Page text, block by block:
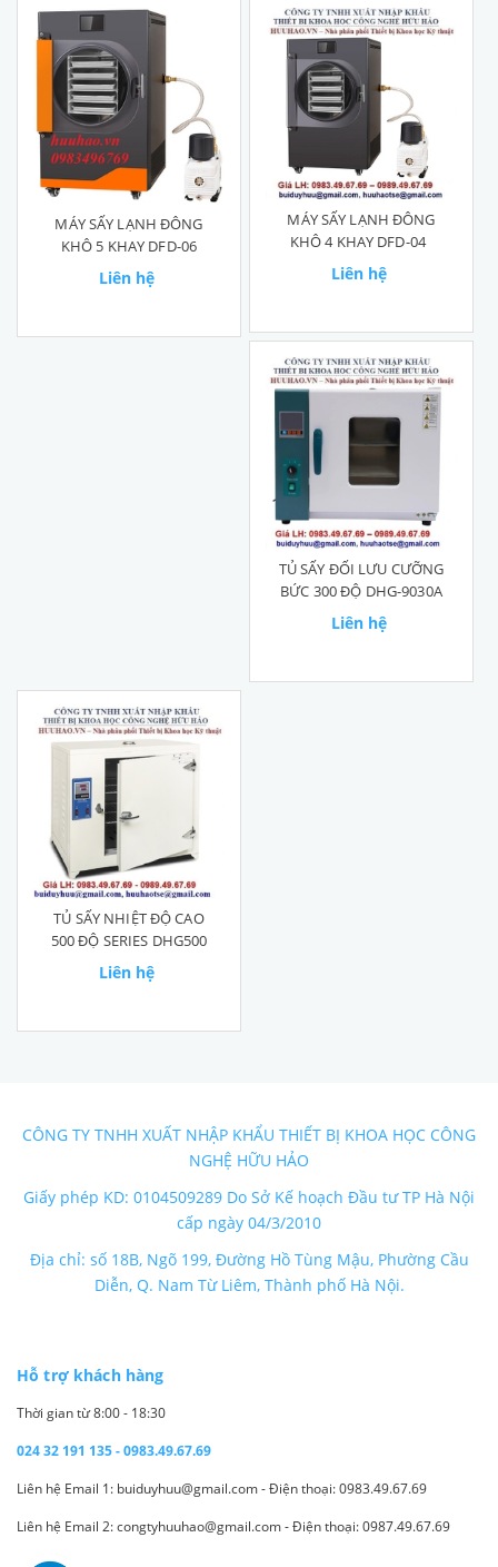
MÁY SẤY LẠNH ĐÔNG
KHÔ 5 KHAY DFD-06
Liên hệ
MÁY SẤY LẠNH ĐÔNG
KHÔ 4 KHAY DFD-04
Liên hệ
TỦ SẤY ĐỐI LƯU CƯỠNG
BỨC 300 ĐỘ DHG-9030A
Liên hệ
TỦ SẤY NHIỆT ĐỘ CAO
500 ĐỘ SERIES DHG500
Liên hệ
CÔNG TY TNHH XUẤT NHẬP KHẨU THIẾT BỊ KHOA HỌC CÔNG
NGHỆ HỮU HẢO
Giấy phép KD: 0104509289 Do Sở Kế hoạch Đầu tư TP Hà Nội
cấp ngày 04/3/2010
Địa chỉ: số 18B, Ngõ 199, Đường Hồ Tùng Mậu, Phường Cầu
Diễn, Q. Nam Từ Liêm, Thành phố Hà Nội.
Hỗ trợ khách hàng
Thời gian từ 8:00 - 18:30
024 32 191 135 - 0983.49.67.69
Liên hệ Email 1: buiduyhuu@gmail.com - Điện thoại: 0983.49.67.69
Liên hệ Email 2: congtyhuuhao@gmail.com - Điện thoại: 0987.49.67.69